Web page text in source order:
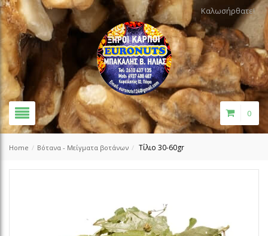
Καλωσήρθατε!
0
Home / Βότανα - Μείγματα βοτάνων / Τίλιο 30-60gr